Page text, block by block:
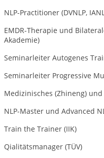
NLP-Practitioner (DVNLP,
EMDR-Therapie und
Akademie)
Seminarleiter Autogenes
Seminarleiter Progressive
Medizinisches (Zhineng)
NLP-Master und Advanced
Train the Trainer (IIK)
Qialitätsmanager (TÜV)